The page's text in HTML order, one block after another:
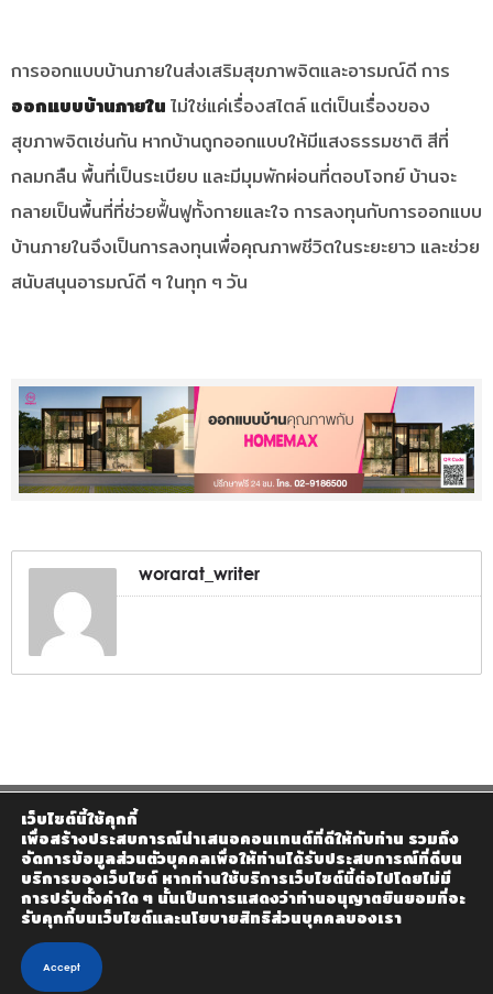
การออกแบบบ้านภายในส่งเสริมสุขภาพจิตและอารมณ์ดี การ
ออกแบบบ้านภายใน ไม่ใช่แค่เรื่องสไตล์ แต่เป็นเรื่องของ
สุขภาพจิตเช่นกัน หากบ้านถูกออกแบบให้มีแสงธรรมชาติ สีที่
กลมกลืน พื้นที่เป็นระเบียบ และมีมุมพักผ่อนที่ตอบโจทย์ บ้านจะ
กลายเป็นพื้นที่ที่ช่วยฟื้นฟูทั้งกายและใจ การลงทุนกับการออกแบบ
บ้านภายในจึงเป็นการลงทุนเพื่อคุณภาพชีวิตในระยะยาว และช่วย
สนับสนุนอารมณ์ดี ๆ ในทุก ๆ วัน
worarat_writer
© 2020 Homemax The Builder Co., Ltd - Design by KTn
เว็บไซต์นี้ใช้คุกกี้
เพื่อสร้างประสบการณ์นำเสนอคอนเทนต์ที่ดีให้กับท่าน รวมถึง
จัดการข้อมูลส่วนตัวบุคคลเพื่อให้ท่านได้รับประสบการณ์ที่ดีบน
บริการของเว็บไซต์ หากท่านใช้บริการเว็บไซต์นี้ต่อไปโดยไม่มี
การปรับตั้งค่าใด ๆ นั้นเป็นการแสดงว่าท่านอนุญาตยินยอมที่จะ
รับคุกกี้บนเว็บไซต์และนโยบายสิทธิส่วนบุคคลของเรา
Accept